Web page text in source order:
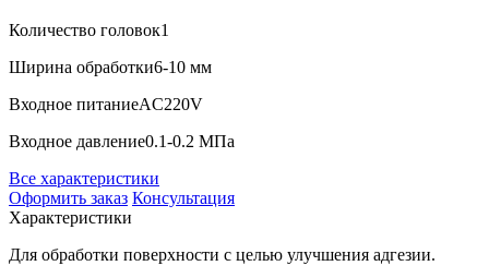
Количество головок1
Ширина обработки6-10 мм
Входное питаниеAC220V
Входное давление0.1-0.2 МПа
Все характеристики
Оформить заказ Консультация
Характеристики
Для обработки поверхности с целью улучшения адгезии.